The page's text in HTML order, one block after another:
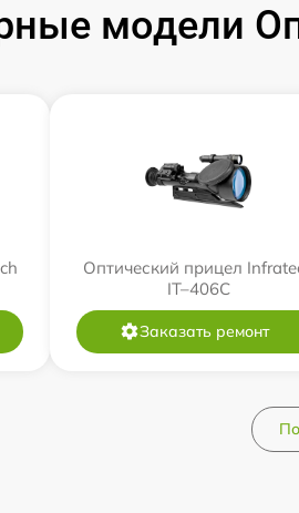
модели
Оптический прицел
IT–406С
Заказать ремонт